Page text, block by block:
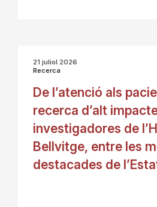
21 juliol 2026
Recerca
De l’atenció als
recerca d’alt
investigadores de
Bellvitge, entre les
destacades de